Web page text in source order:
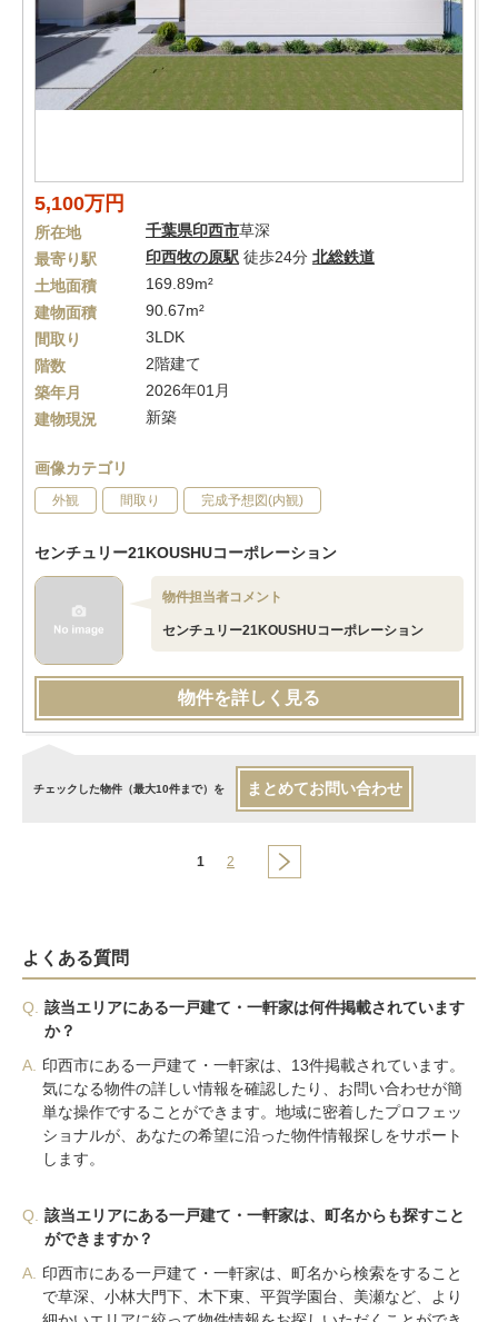
5,100万円
所在地 千葉県印西市草深
最寄り駅
印西牧の原駅 徒歩24分 北総鉄道
土地面積
169.89m²
建物面積
90.67m²
間取り
3LDK
階数
2階建て
築年月
2026年01月
建物現況
新築
画像カテゴリ
外観 間取り 完成予想図(内観)
センチュリー21KOUSHUコーポレーション
物件担当者コメント
センチュリー21KOUSHUコーポレーション
物件を詳しく見る
チェックした物件（最大10件まで）を まとめてお問い合わせ
1 2
よくある質問
Q.
該当エリアにある一戸建て・一軒家は何件掲載されています
か？
A.
印西市にある一戸建て・一軒家は、13件掲載されています。
気になる物件の詳しい情報を確認したり、お問い合わせが簡
単な操作ですることができます。地域に密着したプロフェッ
ショナルが、あなたの希望に沿った物件情報探しをサポート
します。
Q.
該当エリアにある一戸建て・一軒家は、町名からも探すこと
ができますか？
A.
印西市にある一戸建て・一軒家は、町名から検索をすること
で草深、小林大門下、木下東、平賀学園台、美瀬など、より